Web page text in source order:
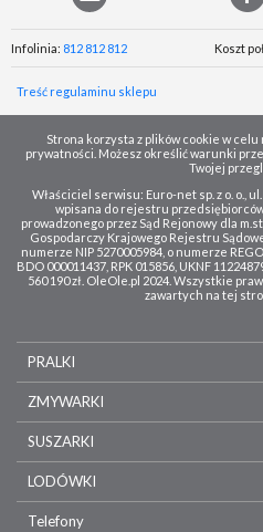
Infolinia: 812 812 812 Koszt
Treść regulaminu sklepu
Strona korzysta z plików cookie w
prywatności. Możesz określić warunki
Twojej
Właściciel serwisu: Euro-net sp. z o. o.,
wpisana do rejestru
prowadzonego przez Sąd Rejonowy dla
Gospodarczy Krajowego Rejestru
numerze NIP 5270005984, o numerze
BDO 000011437, RPK 015856, UKNF
560 190 zł. OleOle.pl 2024. Wszystkie
zawartych na tej
PRALKI
ZMYWARKI
SUSZARKI
LODÓWKI
Telefony